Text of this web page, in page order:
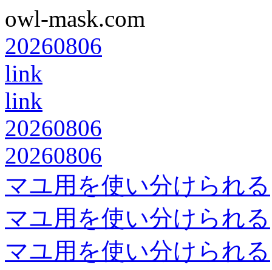
owl-mask.com
20260806
link
link
20260806
20260806
マユ用を使い分けられる
マユ用を使い分けられる
マユ用を使い分けられる